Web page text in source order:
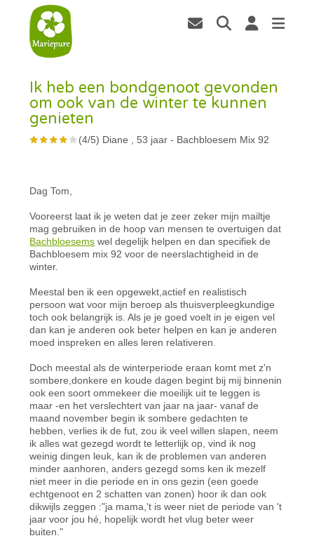
Ik heb een bondgenoot gevonden
om ook van de winter te kunnen
genieten
(4/5) Diane , 53 jaar- Bachbloesem Mix 92
Dag Tom,
Vooreerst laat ik je weten dat je zeer zeker mijn mailtje
mag gebruiken in de hoop van mensen te overtuigen dat
Bachbloesems wel degelijk helpen en dan specifiek de
Bachbloesem mix 92 voor de neerslachtigheid in de
winter.
Meestal ben ik een opgewekt,actief en realistisch
persoon wat voor mijn beroep als thuisverpleegkundige
toch ook belangrijk is. Als je je goed voelt in je eigen vel
dan kan je anderen ook beter helpen en kan je anderen
moed inspreken en alles leren relativeren.
Doch meestal als de winterperiode eraan komt met z'n
sombere,donkere en koude dagen begint bij mij binnenin
ook een soort ommekeer die moeilijk uit te leggen is
maar -en het verslechtert van jaar na jaar- vanaf de
maand november begin ik sombere gedachten te
hebben, verlies ik de fut, zou ik veel willen slapen, neem
ik alles wat gezegd wordt te letterlijk op, vind ik nog
weinig dingen leuk, kan ik de problemen van anderen
minder aanhoren, anders gezegd soms ken ik mezelf
niet meer in die periode en in ons gezin (een goede
echtgenoot en 2 schatten van zonen) hoor ik dan ook
dikwijls zeggen :"ja mama,'t is weer niet de periode van 't
jaar voor jou hé, hopelijk wordt het vlug beter weer
buiten."